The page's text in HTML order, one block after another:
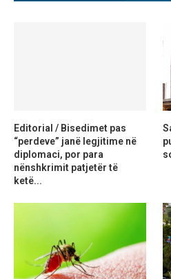
Editorial / Bisedimet pas
“perdeve” janë legjitime në
diplomaci, por para
nënshkrimit patjetër të
ketë...